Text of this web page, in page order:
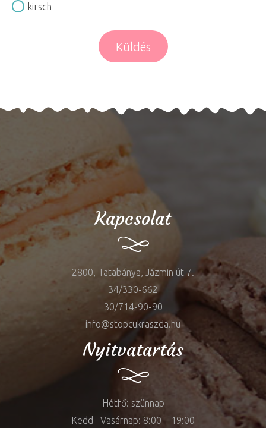
kirsch
Küldés
Kapcsolat
2800, Tatabánya, Jázmin út 7.
34/330-662
30/714-90-90
info@stopcukraszda.hu
Nyitvatartás
Hétfő: szünnap
Kedd– Vasárnap: 8:00 – 19:00